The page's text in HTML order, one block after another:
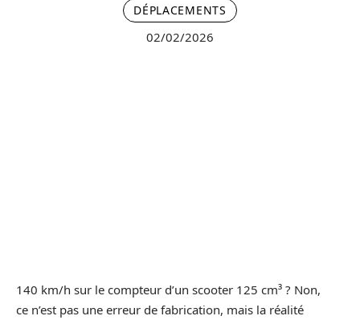
DÉPLACEMENTS
02/02/2026
140 km/h sur le compteur d’un scooter 125 cm³ ? Non,
ce n’est pas une erreur de fabrication, mais la réalité